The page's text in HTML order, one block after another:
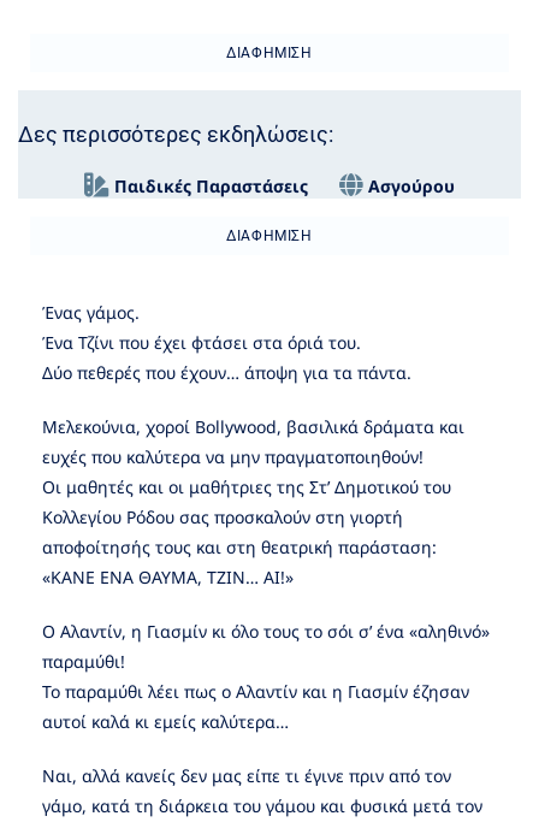
ΔΙΑΦΉΜΙΣΗ
Δες περισσότερες εκδηλώσεις:
Παιδικές Παραστάσεις Ασγούρου
ΔΙΑΦΉΜΙΣΗ
Ένας γάμος.
Ένα Τζίνι που έχει φτάσει στα όριά του.
Δύο πεθερές που έχουν… άποψη για τα πάντα.
Μελεκούνια, χοροί Bollywood, βασιλικά δράματα και
ευχές που καλύτερα να μην πραγματοποιηθούν!
Οι μαθητές και οι μαθήτριες της Στ’ Δημοτικού του
Κολλεγίου Ρόδου σας προσκαλούν στη γιορτή
αποφοίτησής τους και στη θεατρική παράσταση:
«ΚΑΝΕ ΕΝΑ ΘΑΥΜΑ, ΤΖΙΝ… AI!»
O Αλαντίν, η Γιασμίν κι όλο τους το σόι σ’ ένα «αληθινό»
παραμύθι!
Το παραμύθι λέει πως ο Αλαντίν και η Γιασμίν έζησαν
αυτοί καλά κι εμείς καλύτερα…
Ναι, αλλά κανείς δεν μας είπε τι έγινε πριν από τον
γάμο, κατά τη διάρκεια του γάμου και φυσικά μετά τον